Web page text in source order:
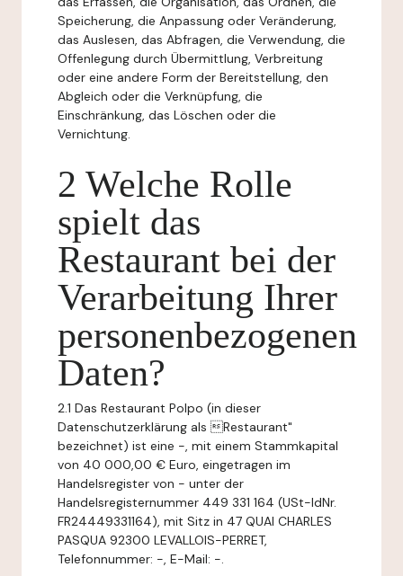
Speicherung, die Anpassung oder Veränderung,
das Auslesen, das Abfragen, die Verwendung, die
Offenlegung durch Übermittlung, Verbreitung
oder eine andere Form der Bereitstellung, den
Abgleich oder die Verknüpfung, die
Einschränkung, das Löschen oder die
Vernichtung.
2 Welche Rolle
spielt das
Restaurant bei der
Verarbeitung Ihrer
personenbezogenen
Daten?
2.1 Das Restaurant Polpo (in dieser
Datenschutzerklärung als Restaurant"
bezeichnet) ist eine -, mit einem Stammkapital
von 40 000,00 € Euro, eingetragen im
Handelsregister von - unter der
Handelsregisternummer 449 331 164 (USt-IdNr.
FR24449331164), mit Sitz in 47 QUAI CHARLES
PASQUA 92300 LEVALLOIS-PERRET,
Telefonnummer: -, E-Mail: -.